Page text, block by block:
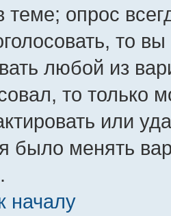
опрос
то
любой из
то только
или
было менять
началу